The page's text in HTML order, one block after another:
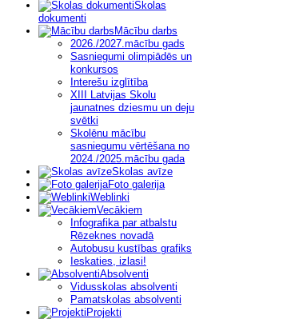
Skolas
dokumenti
Mācību darbs
2026./2027.mācību gads
Sasniegumi olimpiādēs un
konkursos
Interešu izglītība
XIII Latvijas Skolu
jaunatnes dziesmu un deju
svētki
Skolēnu mācību
sasniegumu vērtēšana no
2024./2025.mācību gada
Skolas avīze
Foto galerija
Weblinki
Vecākiem
Infografika par atbalstu
Rēzeknes novadā
Autobusu kustības grafiks
Ieskaties, izlasi!
Absolventi
Vidusskolas absolventi
Pamatskolas absolventi
Projekti